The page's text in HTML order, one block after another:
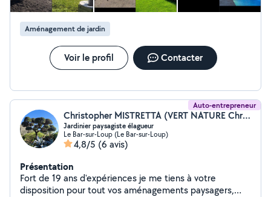
Aménagement de jardin
Voir le profil Contacter
Auto-entrepreneur
Christopher MISTRETTA (VERT NATURE Christopher)
Jardinier paysagiste élagueur
Le Bar-sur-Loup (Le Bar-sur-Loup)
4,8/5 (6 avis)
Présentation
Fort de 19 ans d'expériences je me tiens à votre
disposition pour tout vos aménagements paysagers,